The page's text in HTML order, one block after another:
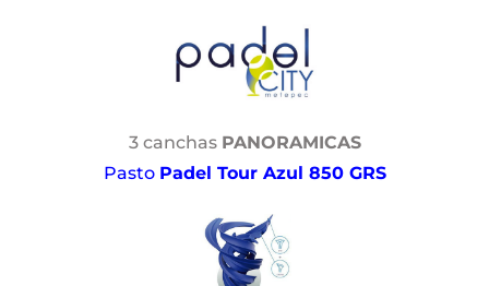
3 canchas PANORAMICAS
Pasto Padel Tour Azul 850 GRS